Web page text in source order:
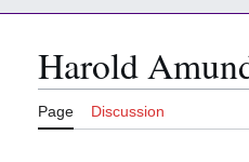
Harold
Page Discussion